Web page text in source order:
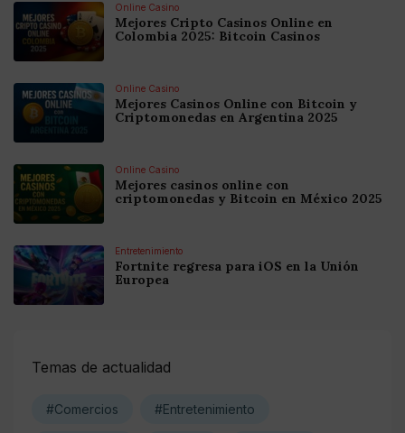
Online Casino
Mejores Cripto Casinos Online en
Colombia 2025: Bitcoin Casinos
Online Casino
Mejores Casinos Online con Bitcoin y
Criptomonedas en Argentina 2025
Online Casino
Mejores casinos online con
criptomonedas y Bitcoin en México 2025
Entretenimiento
Fortnite regresa para iOS en la Unión
Europea
Temas de actualidad
#Comercios #Entretenimiento